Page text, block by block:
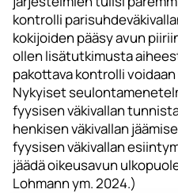
kontrolli
kokijoiden pääsy avun
ollen lisätutkimusta
pakottava kontrolli
Nykyiset
fyysisen väkivallan
henkisen väkivallan
fyysisen väkivallan
jäädä oikeusavun
Lohmann ym. 2024.)